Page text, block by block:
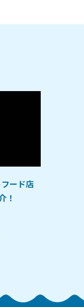
ード店
！